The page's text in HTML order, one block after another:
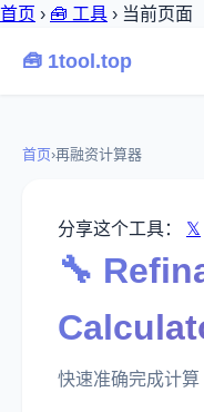
首页 › 🧰 工具 › 当前页面
🧰 1tool.top
首页›再融资计算器
分享这个工具： 𝕏
🔧
快速准确完成计算